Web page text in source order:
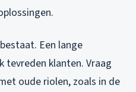
Een lange
tevreden klanten. Vraag
oude riolen, zoals in de